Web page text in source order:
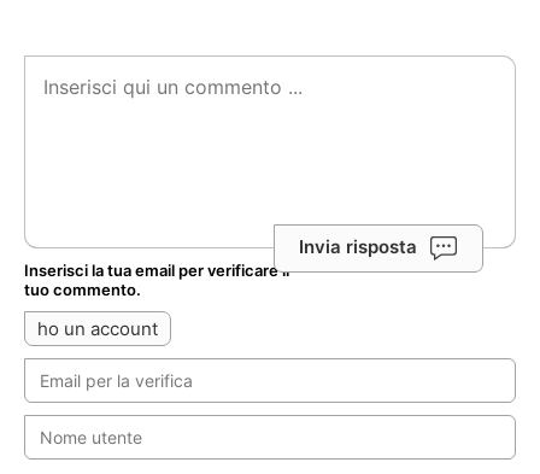
Invia risposta
Inserisci la tua email per verificare il
tuo commento.
ho un account